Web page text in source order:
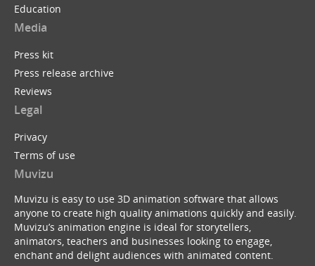
Education
Media
Press kit
Press release archive
Reviews
Legal
Privacy
Terms of use
Muvizu
Muvizu is easy to use 3D animation software that allows
anyone to create high quality animations quickly and easily.
Muvizu’s animation engine is ideal for storytellers,
animators, teachers and businesses looking to engage,
enchant and delight audiences with animated content.